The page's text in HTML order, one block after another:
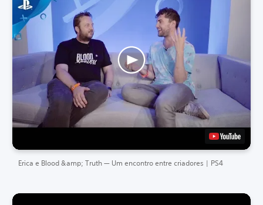
Erica e Blood &amp; Truth — Um encontro entre criadores | PS4